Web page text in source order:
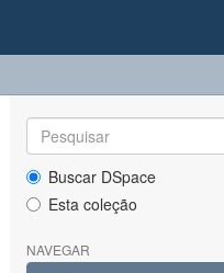
Buscar DSpace
Esta coleção
NAVEGAR